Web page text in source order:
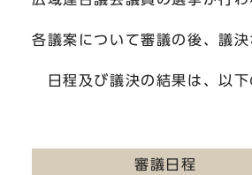
各議案について審議の後、議決
日程及び議決の結果は、以下
審議日程